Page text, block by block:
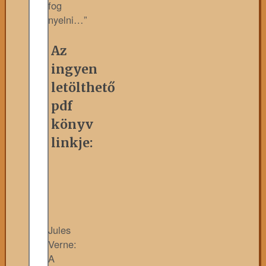
fog
nyelni…”
Az
ingyen
letölthető
pdf
könyv
linkje:
Jules
Verne:
A